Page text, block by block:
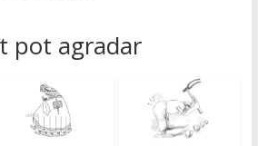
pot agradar